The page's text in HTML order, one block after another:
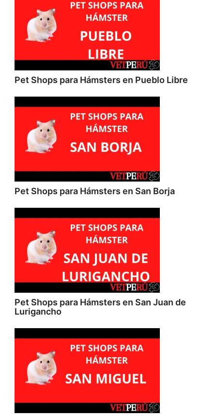
Pet Shops para Hámsters en Pueblo Libre
Pet Shops para Hámsters en San Borja
Pet Shops para Hámsters en San Juan de
Lurigancho